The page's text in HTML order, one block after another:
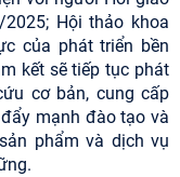
Hội thảo khoa
của phát triển bền
kết sẽ tiếp tục phát
cơ bản, cung cấp
mạnh đào tạo và
phẩm và dịch vụ